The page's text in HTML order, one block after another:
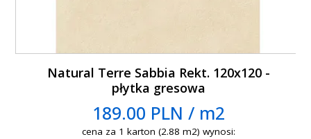
Natural Terre Sabbia Rekt. 120x120 -
płytka gresowa
189.00 PLN / m2
cena za 1 karton (2.88 m2) wynosi: